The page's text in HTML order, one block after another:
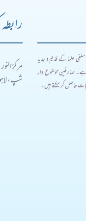
علما کے قدیم و جدید
ہے۔ صارفین موضوع وار
حاصل کر سکتے ہیں۔
مرکز
شپ،